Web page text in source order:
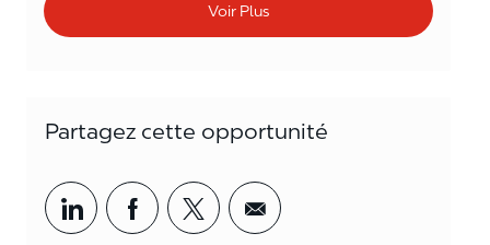
Voir Plus
Partagez cette opportunité
Partager par LinkedIn
Partager par Facebook
<span<span